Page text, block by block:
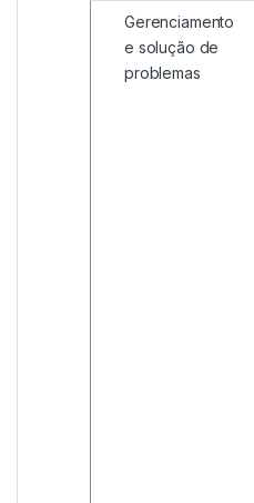
Gerenciamento
e solução de
problemas